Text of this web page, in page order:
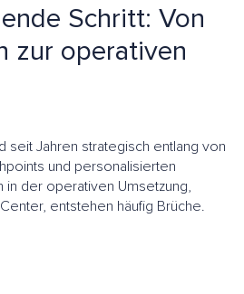
Schritt: Von
zur operativen
seit Jahren strategisch entlang von
und personalisierten
der operativen Umsetzung,
entstehen häufig Brüche.